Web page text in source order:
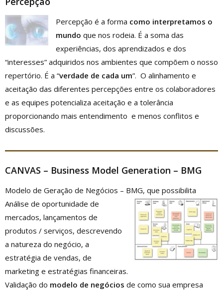
Percepção é a forma como interpretamos o
mundo que nos rodeia. É a soma das
experiências, dos aprendizados e dos
“interesses” adquiridos nos ambientes que compõem o nosso
repertório. É a “verdade de cada um”. O alinhamento e
aceitação das diferentes percepções entre os colaboradores
e as equipes potencializa aceitação e a tolerância
proporcionando mais entendimento e menos conflitos e
discussões.
CANVAS – Business Model Generation – BMG
Modelo de Geração de Negócios – BMG, que possibilita
Análise de oportunidade de
mercados, lançamentos de
produtos / serviços, descrevendo
a natureza do negócio, a
estratégia de vendas, de
marketing e estratégias financeiras.
Validação do modelo de negócios de como sua empresa